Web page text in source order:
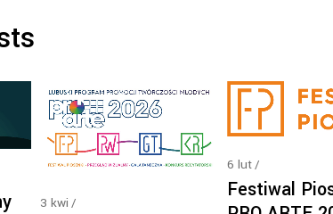
3 kwi
6 lut
Festiwal